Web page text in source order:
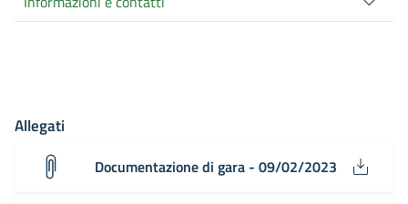
Allegati
Documentazione di gara - 09/02/2023